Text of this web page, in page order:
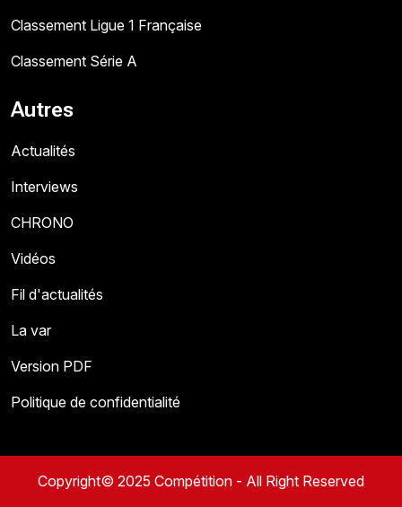
Classement Ligue 1 Française
Classement Série A
Autres
Actualités
Interviews
CHRONO
Vidéos
Fil d'actualités
La var
Version PDF
Politique de confidentialité
Copyright© 2025 Compétition - All Right Reserved